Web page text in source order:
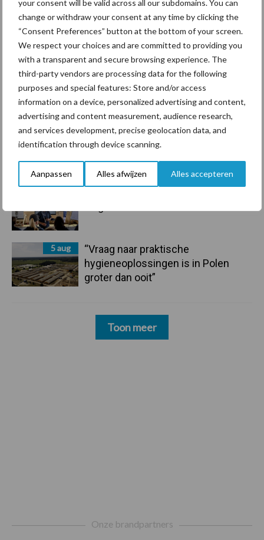
your consent will be valid across all our subdomains. You can
change or withdraw your consent at any time by clicking the
“Consent Preferences” button at the bottom of your screen.
We respect your choices and are committed to providing you
with a transparent and secure browsing experience. The
third-party vendors are processing data for the following
purposes and special features: Store and/or access
information on a device, personalized advertising and content,
advertising and content measurement, audience research,
and services development, precise geolocation data, and
identification through device scanning.
Aanpassen Alles afwijzen Alles accepteren
Grondstoffenmarkt blijft grillig:
droogte en geopolitiek houden
handel in de greep
7 aug
De speenhuid: een vaak
onderschatte risicofactor voor
mastitis
6 aug
ForFarmers ziet volume en
marktaandeel groeien in krimpende
Nederlandse markt
5 aug
“Vraag naar praktische
hygieneoplossingen is in Polen
groter dan ooit”
Toon meer
Onze brandpartners